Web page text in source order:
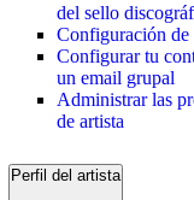
del sello
Configuración
Configurar tu
un email grupal
Administrar las
de artista
Perfil del artista